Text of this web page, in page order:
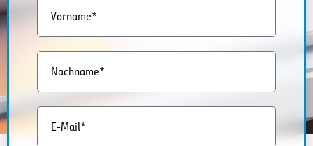
Vorname*
Nachname*
E-Mail*